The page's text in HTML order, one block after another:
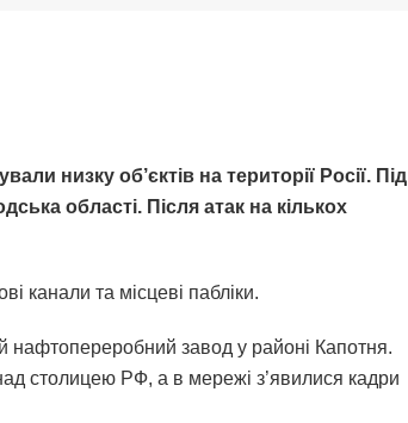
низку об’єктів на території Росії. Під
області. Після атак на кількох
канали та місцеві пабліки.
нафтопереробний завод у районі Капотня.
столицею РФ, а в мережі з’явилися кадри